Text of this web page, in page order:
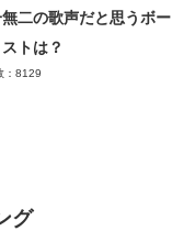
無二の歌声だと思うボー
トは？
：8129
グ